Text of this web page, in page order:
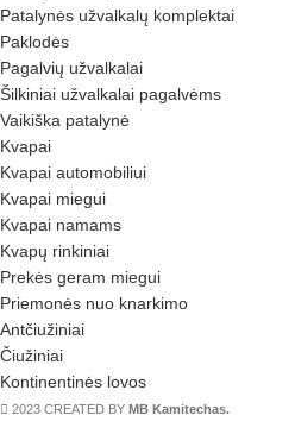
Patalynės užvalkalų komplektai
Paklodės
Pagalvių užvalkalai
Šilkiniai užvalkalai pagalvėms
Vaikiška patalynė
Kvapai
Kvapai automobiliui
Kvapai miegui
Kvapai namams
Kvapų rinkiniai
Prekės geram miegui
Priemonės nuo knarkimo
Antčiužiniai
Čiužiniai
Kontinentinės lovos
2023 CREATED BY MB Kamitechas.